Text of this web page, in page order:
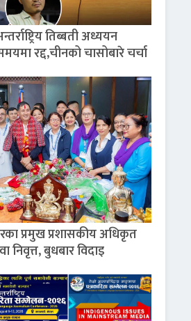
तिब्बती अध्ययन
रद्द,चीनको चासोबारे चर्चा
प्रमुख प्रशासकीय अधिकृत
निवृत्त, बुधबार विदाइ